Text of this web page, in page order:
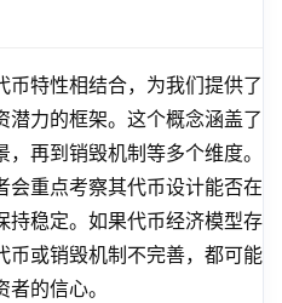
特性相结合，为我们提供了
力的框架。这个概念涵盖了
再到销毁机制等多个维度。
会重点考察其代币设计能否在
持稳定。如果代币经济模型存
币或销毁机制不完善，都可能
的信心。